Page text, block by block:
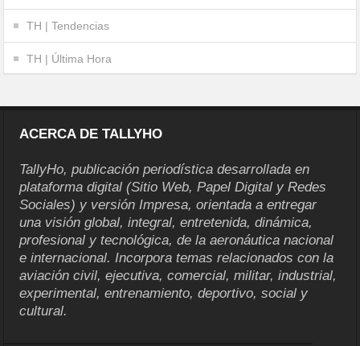
TH | Tendencias
TH | Última Hora
ACERCA DE TALLYHO
TallyHo, publicación periodística desarrollada en
plataforma digital (Sitio Web, Papel Digital y Redes
Sociales) y versión Impresa, orientada a entregar
una visión global, integral, entretenida, dinámica,
profesional y tecnológica, de la aeronáutica nacional
e internacional. Incorpora temas relacionados con la
aviación civil, ejecutiva, comercial, militar, industrial,
experimental, entrenamiento, deportivo, social y
cultural.